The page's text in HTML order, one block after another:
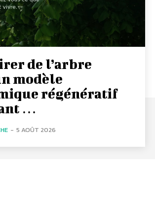
de l’arbre
modèle
régénératif
…
- 5 AOÛT 2026